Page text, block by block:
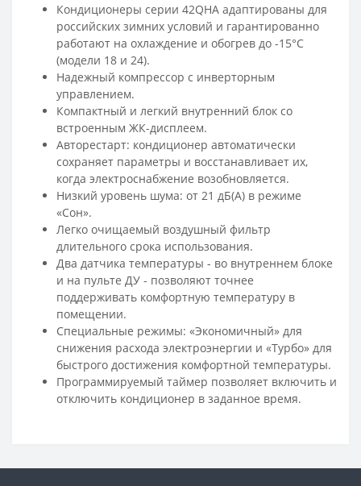
Кондиционеры серии 42QHA адаптированы для
российских зимних условий и гарантированно
работают на охлаждение и обогрев до -15°С
(модели 18 и 24).
Надежный компрессор с инверторным
управлением.
Компактный и легкий внутренний блок со
встроенным ЖК-дисплеем.
Авторестарт: кондиционер автоматически
сохраняет параметры и восстанавливает их,
когда электроснабжение возобновляется.
Низкий уровень шума: от 21 дБ(А) в режиме
«Сон».
Легко очищаемый воздушный фильтр
длительного срока использования.
Два датчика температуры - во внутреннем блоке
и на пульте ДУ - позволяют точнее
поддерживать комфортную температуру в
помещении.
Специальные режимы: «Экономичный» для
снижения расхода электроэнергии и «Турбо» для
быстрого достижения комфортной температуры.
Программируемый таймер позволяет включить и
отключить кондиционер в заданное время.